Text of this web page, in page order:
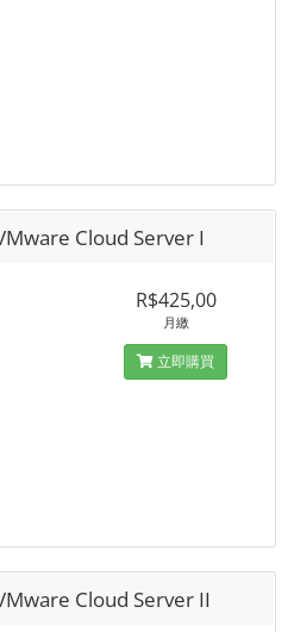
Cloud Server I
R$425,00
月繳
立即購買
Cloud Server II